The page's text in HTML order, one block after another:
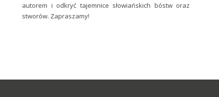
autorem i odkryć tajemnice słowiańskich bóstw oraz
stworów. Zapraszamy!